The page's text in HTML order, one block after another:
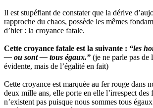
Il est stupéfiant de constater que la dérive
rapproche du chaos, possède les mêmes
d’hier : la croyance fatale.
Cette croyance fatale est la suivante : “les
— ou sont — tous égaux.” (je ne parle pas de
évidente, mais de l’égalité en fait)
Cette croyance est marquée au fer rouge dans
deux mille ans, elle porte en elle l’irrespect
n’existent pas puisque nous sommes tous